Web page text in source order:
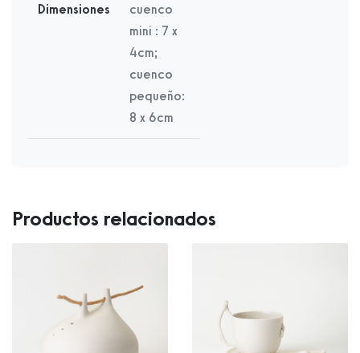
Dimensiones
cuenco
mini : 7 x
4cm;
cuenco
pequeño:
8 x 6cm
Productos relacionados